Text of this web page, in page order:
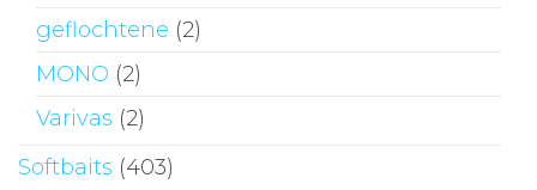
geflochtene (2)
MONO (2)
Varivas (2)
Softbaits (403)